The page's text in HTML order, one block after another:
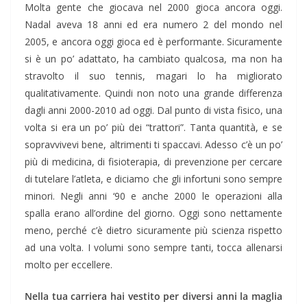
Molta gente che giocava nel 2000 gioca ancora oggi.
Nadal aveva 18 anni ed era numero 2 del mondo nel
2005, e ancora oggi gioca ed è performante. Sicuramente
si è un po’ adattato, ha cambiato qualcosa, ma non ha
stravolto il suo tennis, magari lo ha migliorato
qualitativamente. Quindi non noto una grande differenza
dagli anni 2000-2010 ad oggi. Dal punto di vista fisico, una
volta si era un po’ più dei “trattori”. Tanta quantità, e se
sopravvivevi bene, altrimenti ti spaccavi. Adesso c’è un po’
più di medicina, di fisioterapia, di prevenzione per cercare
di tutelare l’atleta, e diciamo che gli infortuni sono sempre
minori. Negli anni ‘90 e anche 2000 le operazioni alla
spalla erano all’ordine del giorno. Oggi sono nettamente
meno, perché c’è dietro sicuramente più scienza rispetto
ad una volta. I volumi sono sempre tanti, tocca allenarsi
molto per eccellere.
Nella tua carriera hai vestito per diversi anni la maglia